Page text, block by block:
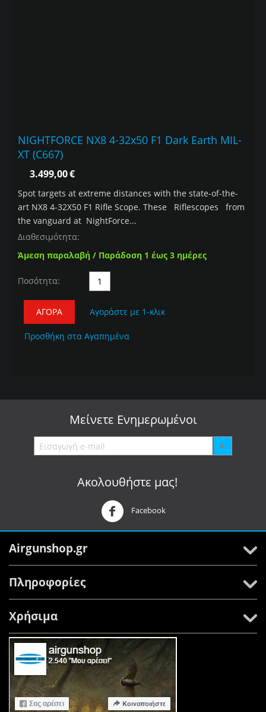
NIGHTFORCE NX8 4-32x50 F1 Dark Earth MIL-
XT (C667)
3.499,00€
Spot targets at extreme distances with the state-of-the-
art NX8 4-32X50 F1 Rifle Scope. These Riflescopes from
the vanguard at NightForce...
Διαθεσιμότητα:
Άμεση παραλαβή / Παράδοση 1 έως 3 ημέρες
Ποσότητα:
ΑΓΟΡΆ Αγοράστε με 1-κλικ
Προσθήκη στα Αγαπημένα
Μείνετε Ενημερωμένοι
Ακολουθήστε μας!
Facebook
Airgunshop.gr
Πληροφορίες
Χρήσιμα